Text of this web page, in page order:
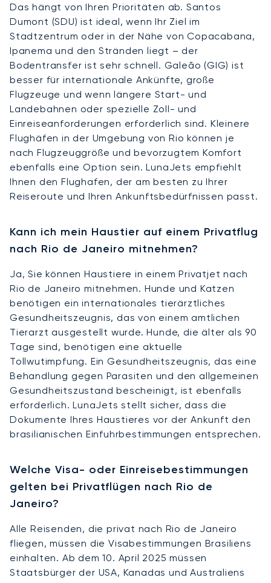
Das hängt von Ihren Prioritäten ab. Santos
Dumont (SDU) ist ideal, wenn Ihr Ziel im
Stadtzentrum oder in der Nähe von Copacabana,
Ipanema und den Stränden liegt – der
Bodentransfer ist sehr schnell. Galeão (GIG) ist
besser für internationale Ankünfte, große
Flugzeuge und wenn längere Start- und
Landebahnen oder spezielle Zoll- und
Einreiseanforderungen erforderlich sind. Kleinere
Flughäfen in der Umgebung von Rio können je
nach Flugzeuggröße und bevorzugtem Komfort
ebenfalls eine Option sein. LunaJets empfiehlt
Ihnen den Flughafen, der am besten zu Ihrer
Reiseroute und Ihren Ankunftsbedürfnissen passt.
Kann ich mein Haustier auf einem Privatflug
nach Rio de Janeiro mitnehmen?
Ja, Sie können Haustiere in einem Privatjet nach
Rio de Janeiro mitnehmen. Hunde und Katzen
benötigen ein internationales tierärztliches
Gesundheitszeugnis, das von einem amtlichen
Tierarzt ausgestellt wurde. Hunde, die älter als 90
Tage sind, benötigen eine aktuelle
Tollwutimpfung. Ein Gesundheitszeugnis, das eine
Behandlung gegen Parasiten und den allgemeinen
Gesundheitszustand bescheinigt, ist ebenfalls
erforderlich. LunaJets stellt sicher, dass die
Dokumente Ihres Haustieres vor der Ankunft den
brasilianischen Einfuhrbestimmungen entsprechen.
Welche Visa- oder Einreisebestimmungen
gelten bei Privatflügen nach Rio de
Janeiro?
Alle Reisenden, die privat nach Rio de Janeiro
fliegen, müssen die Visabestimmungen Brasiliens
einhalten. Ab dem 10. April 2025 müssen
Staatsbürger der USA, Kanadas und Australiens